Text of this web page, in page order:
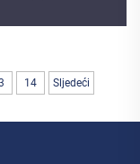
14 Sljedeći